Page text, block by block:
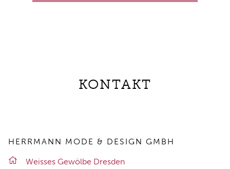
KONTAKT
HERRMANN MODE & DESIGN GMBH
Weis­ses Ge­wöl­be Dres­den